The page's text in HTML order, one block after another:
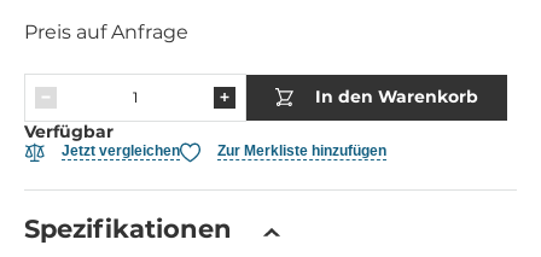
Preis auf Anfrage
In den Warenkorb
Verfügbar
Jetzt vergleichen Zur Merkliste hinzufügen
Spezifikationen